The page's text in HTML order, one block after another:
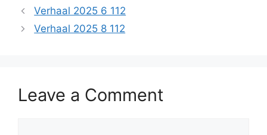
Verhaal 2025 6 112
Verhaal 2025 8 112
Leave a Comment